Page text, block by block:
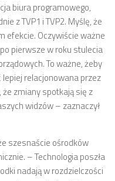
biura programowego,
z TVP1 i TVP2. Myślę, że
efekcie. Oczywiście ważne
pierwsze w roku stulecia
To ważne, żeby
relacjonowana przez
zmiany spotkają się z
widzów – zaznaczył
szesnaście ośrodków
– Technologia poszła
nadają w rozdzielczości